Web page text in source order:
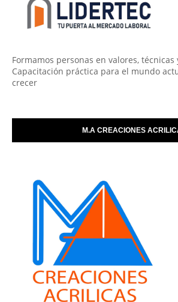
Formamos personas en valores,
Capacitación práctica para el mundo
crecer
M.A CREACIONES